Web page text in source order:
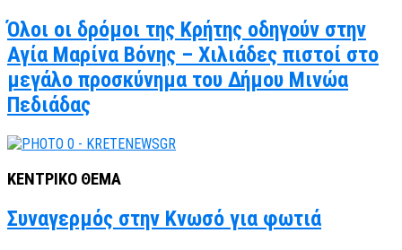
Όλοι οι δρόμοι της Κρήτης οδηγούν στην
Αγία Μαρίνα Βόνης – Χιλιάδες πιστοί στο
μεγάλο προσκύνημα του Δήμου Μινώα
Πεδιάδας
ΚΕΝΤΡΙΚΟ ΘΕΜΑ
Συναγερμός στην Κνωσό για φωτιά